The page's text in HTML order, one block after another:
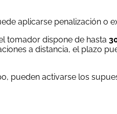
aplicarse penalización o
tomador dispone de hasta
a distancia, el plazo
pueden activarse los